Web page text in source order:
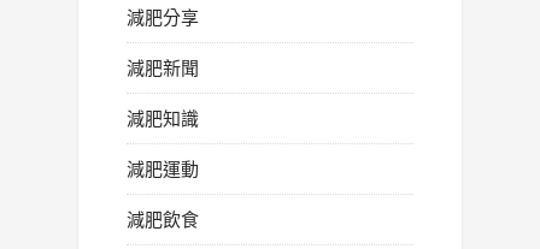
減肥分享
減肥新聞
減肥知識
減肥運動
減肥飲食